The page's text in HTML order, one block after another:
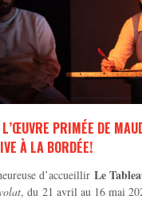
PRIMÉE DE
À LA BORDÉE!
d’accueillir Le
, du 21 avril au 16 mai